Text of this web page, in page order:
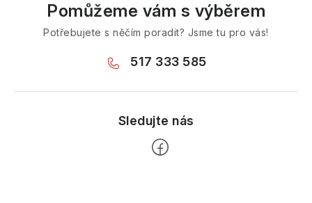
Pomůžeme vám s výběrem
Potřebujete s něčím poradit? Jsme tu pro vás!
517 333 585